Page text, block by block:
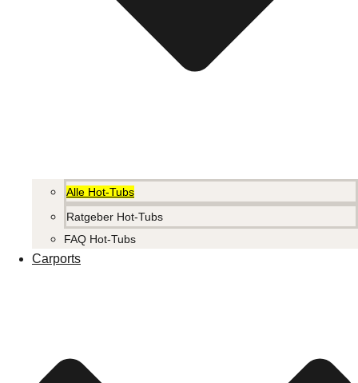
Alle Hot-Tubs
Ratgeber Hot-Tubs
FAQ Hot-Tubs
Carports